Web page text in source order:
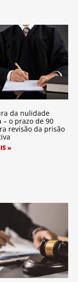
da nulidade
– o prazo de 90
revisão da prisão
»